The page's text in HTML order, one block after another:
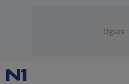
Oglas